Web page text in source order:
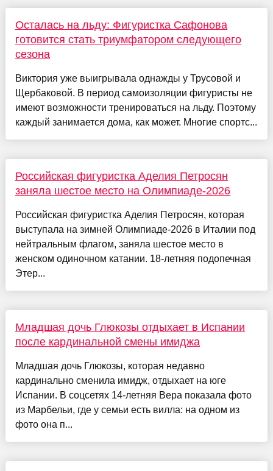
Осталась на льду: Фигуристка Сафонова
готовится стать триумфатором следующего
сезона
Виктория уже выигрывала однажды у Трусовой и
Щербаковой. В период самоизоляции фигуристы не
имеют возможности тренироваться на льду. Поэтому
каждый занимается дома, как может. Многие спортс...
Российская фигуристка Аделия Петросян
заняла шестое место на Олимпиаде-2026
Российская фигуристка Аделия Петросян, которая
выступала на зимней Олимпиаде-2026 в Италии под
нейтральным флагом, заняла шестое место в
женском одиночном катании. 18-летняя подопечная
Этер...
Младшая дочь Глюкозы отдыхает в Испании
после кардинальной смены имиджа
Младшая дочь Глюкозы, которая недавно
кардинально сменила имидж, отдыхает на юге
Испании. В соцсетях 14-летняя Вера показала фото
из Марбельи, где у семьи есть вилла: на одном из
фото она п...